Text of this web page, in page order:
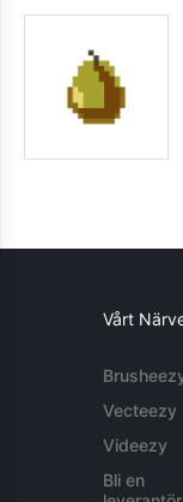
Vårt
Vecteezy
Videezy
Bli en